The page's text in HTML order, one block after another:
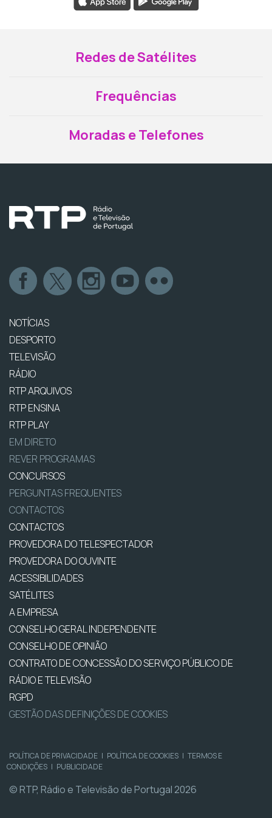
Redes de Satélites
Frequências
Moradas e Telefones
NOTÍCIAS
DESPORTO
TELEVISÃO
RÁDIO
RTP ARQUIVOS
RTP ENSINA
RTP PLAY
EM DIRETO
REVER PROGRAMAS
CONCURSOS
PERGUNTAS FREQUENTES
CONTACTOS
CONTACTOS
PROVEDORA DO TELESPECTADOR
PROVEDORA DO OUVINTE
ACESSIBILIDADES
SATÉLITES
A EMPRESA
CONSELHO GERAL INDEPENDENTE
CONSELHO DE OPINIÃO
CONTRATO DE CONCESSÃO DO SERVIÇO PÚBLICO DE
RÁDIO E TELEVISÃO
RGPD
GESTÃO DAS DEFINIÇÕES DE COOKIES
POLÍTICA DE PRIVACIDADE | POLÍTICA DE COOKIES | TERMOS E
CONDIÇÕES | PUBLICIDADE
© RTP, Rádio e Televisão de Portugal 2026